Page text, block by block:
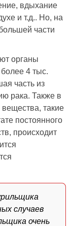
вдыхание
и т.д.. Но, на
части
органы
4 тыс.
часть из
рака. Также в
вещества, такие
постоянного
происходит
случаев
очень